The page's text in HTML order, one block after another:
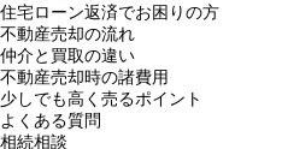
住宅ローン返済でお困りの方
不動産売却の流れ
仲介と買取の違い
不動産売却時の諸費用
少しでも高く売るポイント
よくある質問
相続相談